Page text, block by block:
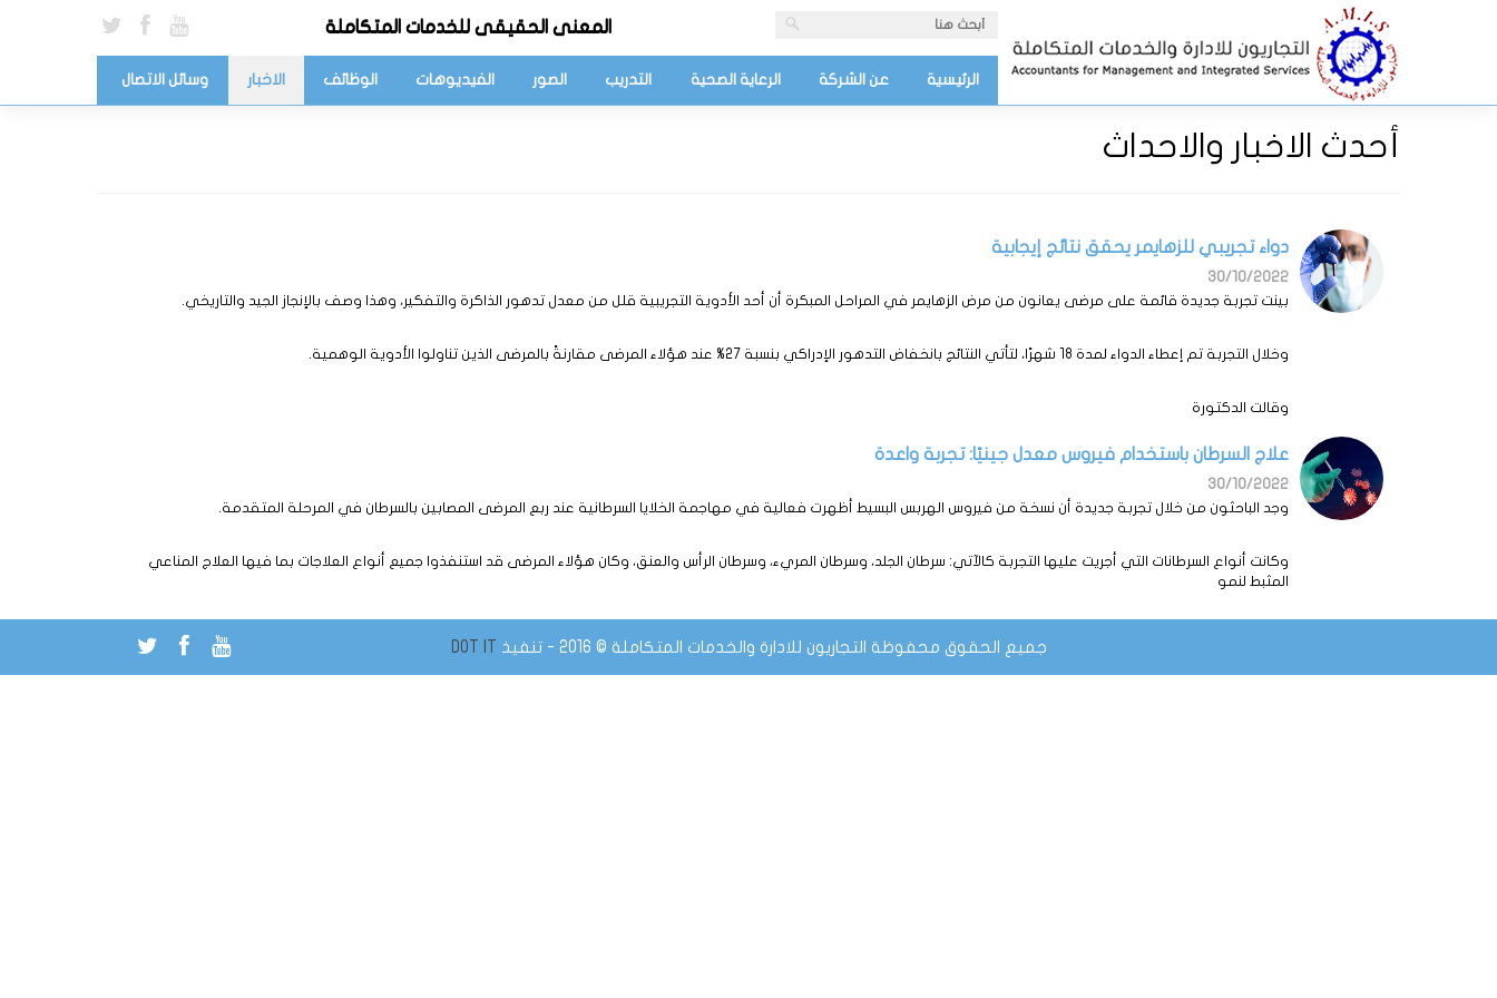
المعنى الحقيقى للخدمات المتكاملة
الرئيسية عن الشركة الرعاية الصحية التدريب الصور الفيديوهات الوظائف الاخبار وسائل الاتصال
أحدث الاخبار والاحداث
دواء تجريبي للزهايمر يحقق نتائج إيجابية
30/10/2022
بينت تجربة جديدة قائمة على مرضى يعانون من مرض الزهايمر في المراحل المبكرة أن أحد الأدوية التجريبية قلل من معدل تدهور الذاكرة والتفكير، وهذا وصف بالإنجاز الجيد والتاريخي.
وخلال التجربة تم إعطاء الدواء لمدة 18 شهرًا، لتأتي النتائج بانخفاض التدهور الإدراكي بنسبة 27% عند هؤلاء المرضى مقارنةً بالمرضى الذين تناولوا الأدوية الوهمية.
وقالت الدكتورة
علاج السرطان باستخدام فيروس معدل جينيًا: تجربة واعدة
30/10/2022
وجد الباحثون من خلال تجربة جديدة أن نسخة من فيروس الهربس البسيط أظهرت فعالية في مهاجمة الخلايا السرطانية عند ربع المرضى المصابين بالسرطان في المرحلة المتقدمة.
وكانت أنواع السرطانات التي أجريت عليها التجربة كالآتي: سرطان الجلد، وسرطان المريء، وسرطان الرأس والعنق، وكان هؤلاء المرضى قد استنفذوا جميع أنواع العلاجات بما فيها العلاج المناعي
المثبط لنمو
جميع الحقوق محفوظة التجاريون للادارة والخدمات المتكاملة © 2016 - تنفيذ DOT IT